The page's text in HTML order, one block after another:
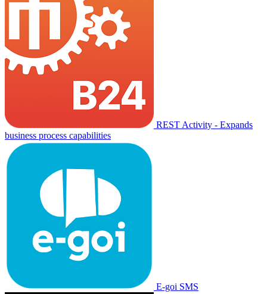
REST Activity - Expands
business process capabilities
E-goi SMS